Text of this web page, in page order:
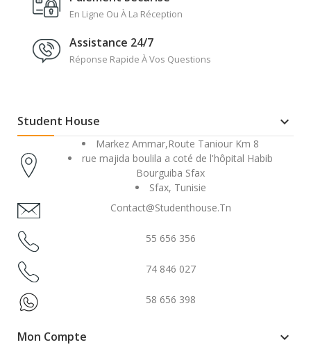
En Ligne Ou À La Réception
Assistance 24/7
Réponse Rapide À Vos Questions
Student House 
Markez Ammar,Route Taniour Km 8
rue majida boulila a coté de l'hôpital Habib
Bourguiba Sfax
Sfax, Tunisie
Contact@studenthouse.tn
55 656 356
74 846 027
58 656 398
Mon Compte 